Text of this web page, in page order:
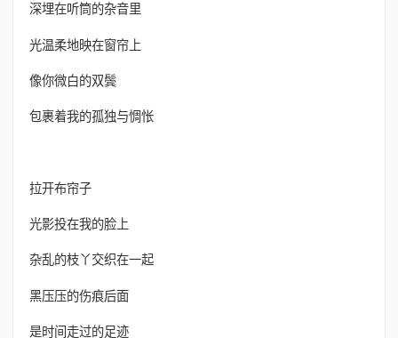
深埋在听筒的杂音里
光温柔地映在窗帘上
像你微白的双鬓
包裹着我的孤独与惆怅
拉开布帘子
光影投在我的脸上
杂乱的枝丫交织在一起
黑压压的伤痕后面
是时间走过的足迹